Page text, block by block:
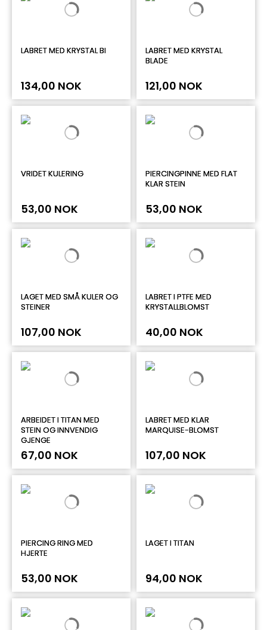
LABRET MED KRYSTAL BI
134,00 NOK
LABRET MED KRYSTAL
BLADE
121,00 NOK
VRIDET KULERING
53,00 NOK
PIERCINGPINNE MED FLAT
KLAR STEIN
53,00 NOK
LAGET MED SMÅ KULER OG
STEINER
107,00 NOK
LABRET I PTFE MED
KRYSTALLBLOMST
40,00 NOK
ARBEIDET I TITAN MED
STEIN OG INNVENDIG
GJENGE
67,00 NOK
LABRET MED KLAR
MARQUISE-BLOMST
107,00 NOK
PIERCING RING MED
HJERTE
53,00 NOK
LAGET I TITAN
94,00 NOK